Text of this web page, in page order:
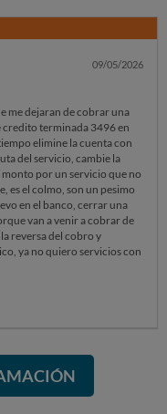
09/05/2026
me dejaran de cobrar una
credito terminada 3496 en
elimine la cuenta con
del servicio, cambie la
por un servicio que no
es el colmo, son un pesimo
en el banco, cerrar una
van a venir a cobrar de
reversa del cobro y
ya no quiero servicios con